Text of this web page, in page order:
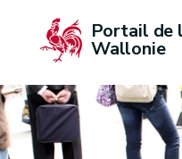
Portail de
Wallonie